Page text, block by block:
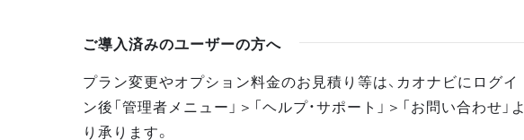
ご導入済みのユーザーの方へ
プラン変更やオプション料金のお見積り等は、カオナビにログイ
ン後「管理者メニュー」＞「ヘルプ・サポート」＞「お問い合わせ」よ
り承ります。